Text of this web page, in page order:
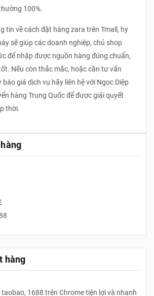
100%.
tin về cách đặt hàng zara trên Tmall, hy
sẽ giúp các doanh nghiệp, chủ shop
để nhập được nguồn hàng đúng chuẩn,
Nếu còn thắc mắc, hoặc cần tư vấn
giá dịch vụ hãy liên hệ với Ngọc Diệp
hàng Trung Quốc để được giải quyết
thời.
hàng
1688 trên Chrome tiện lợi và nhanh